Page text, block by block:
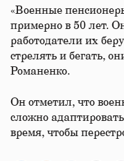
«Военные
примерно в 50 лет.
работодатели их
стрелять и бегать,
Романенко.
Он отметил, что
сложно
время, чтобы